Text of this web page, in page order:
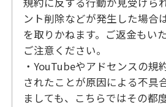
ント削除などが発生した場合
を取りかねます。ご返金もい
ご注意ください。
・YouTubeやアドセンスの規
されたことが原因による不具
ましても、こちらではその都